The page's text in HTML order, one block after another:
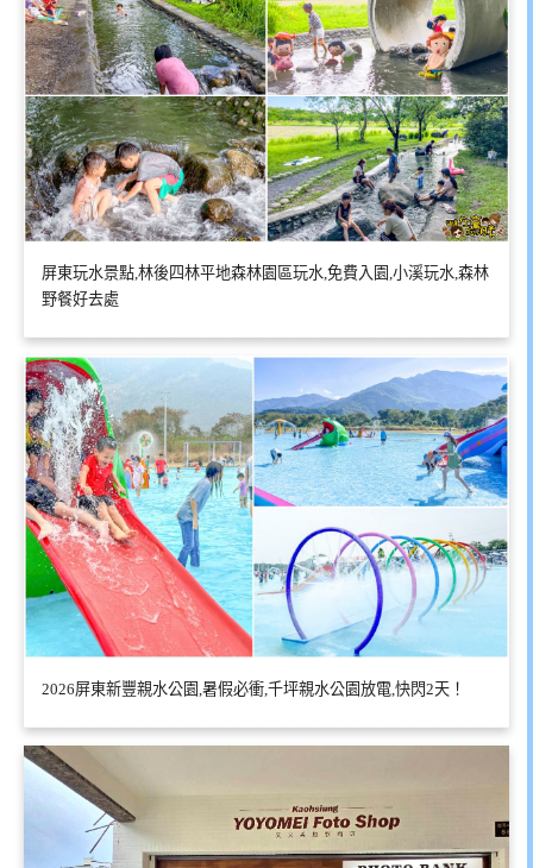
屏東玩水景點,林後四林平地森林園區玩水,免費入園,小溪玩水,森林
野餐好去處
2026屏東新豐親水公園,暑假必衝,千坪親水公園放電,快閃2天！